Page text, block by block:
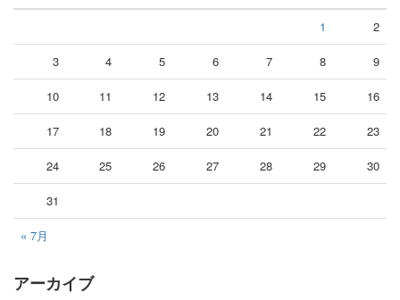
« 7月
1 2
3 4 5 6 7 8 9
10 11 12 13 14 15 16
17 18 19 20 21 22 23
24 25 26 27 28 29 30
31
アーカイブ